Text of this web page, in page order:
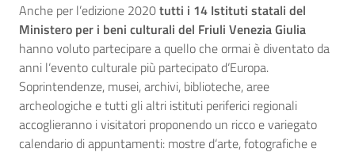
Anche per l’edizione 2020tutti i 14 Istituti statali del
Ministero per i beni culturali del Friuli Venezia Giulia
hanno voluto partecipare a quello che ormai è diventato da
anni l‘evento culturale più partecipato d‘Europa.
Soprintendenze, musei, archivi, biblioteche, aree
archeologiche e tutti gli altri istituti periferici regionali
accoglieranno i visitatori proponendo un ricco e variegato
calendario di appuntamenti: mostre d‘arte, fotografiche e